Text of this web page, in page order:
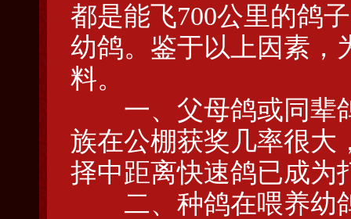
都是能飞700公里的鸽
幼鸽。鉴于以上因素，
料。
一、父母鸽或同辈
族在公棚获奖几率很大
择中距离快速鸽已成为
二、种鸽在喂养幼